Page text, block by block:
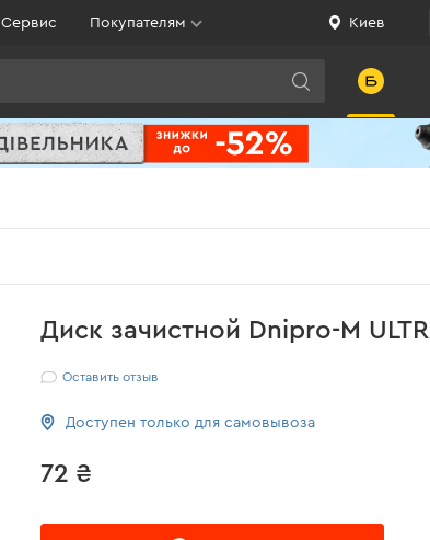
Сервис Покупателям Киев
Диск зачистной Dnipro-M
Оставить отзыв
Доступен только для самовывоза
72 ₴